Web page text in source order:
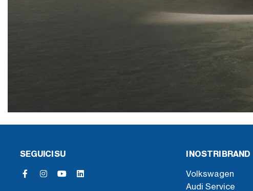
SEGUICI SU I NOSTRI BRAND
Volkswagen
Audi Service